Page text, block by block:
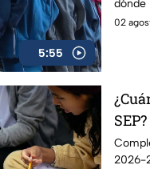
5:55
dónde
02
será
2026-